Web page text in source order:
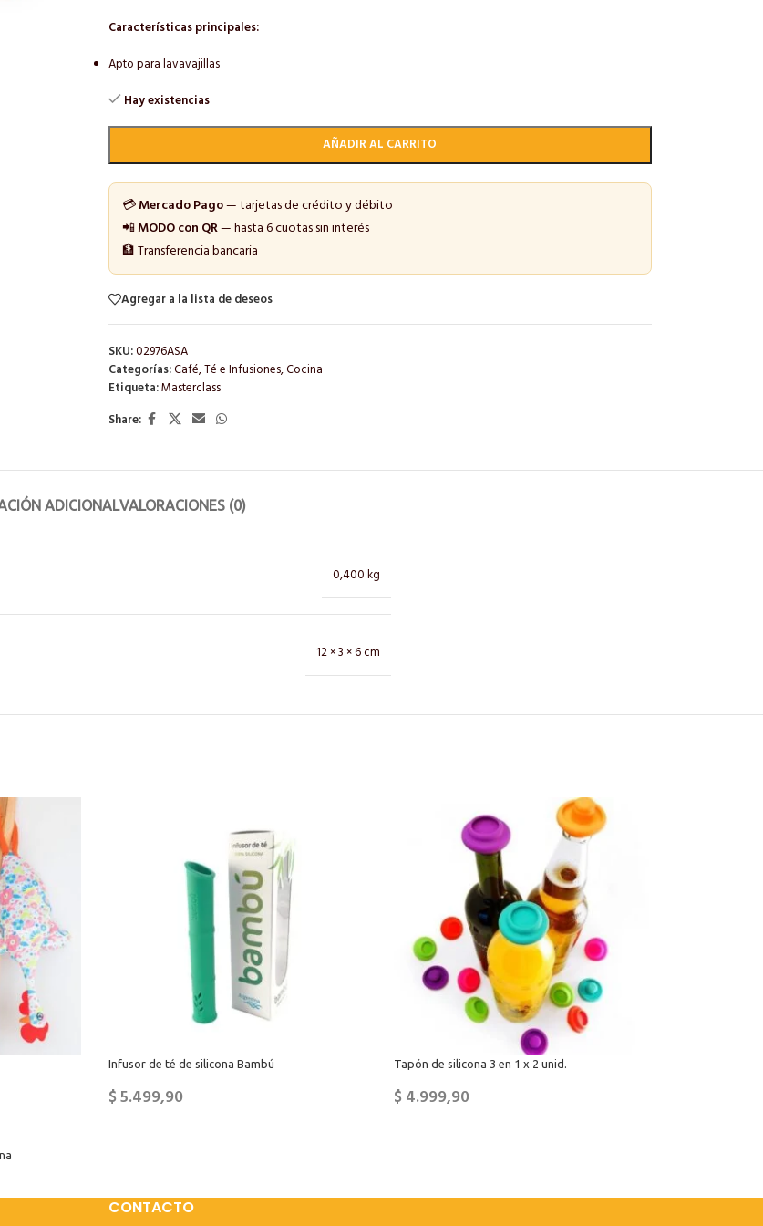
Características principales:
Apto para lavavajillas
Hay existencias
AÑADIR AL CARRITO
💳Mercado Pago— tarjetas de crédito y débito
📲MODO con QR— hasta 6 cuotas sin interés
🏦 Transferencia bancaria
Agregar a la lista de deseos
SKU:02976ASA
Categorías:Café, Té e Infusiones,Cocina
Etiqueta:Masterclass
Share:
ADICIONALVALORACIONES (0)
0,400 kg
12 × 3 × 6 cm
Infusor de té de silicona Bambú
$5.499,90
Tapón de silicona 3 en 1 x 2 unid.
$4.999,90
CONTACTO